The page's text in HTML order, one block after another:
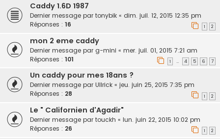
Caddy 1.6D 1987
Dernier message par tonybik « dim. juil. 12, 2015 12:35 pm
Réponses : 16 1 2
mon 2 eme caddy
Dernier message par g-mini « mer. juil. 01, 2015 7:21 am
Réponses : 101 1 … 4 5 6 7
Un caddy pour mes 18ans ?
Dernier message par Ullrick « jeu. juin 25, 2015 7:35 pm
Réponses : 28 1 2
Le " Californien d'Agadir"
Dernier message par touckh « lun. juin 22, 2015 10:02 pm
Réponses : 26 1 2